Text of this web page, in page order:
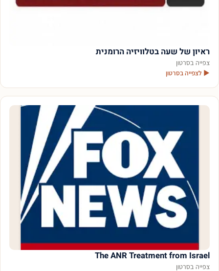
ראיון של שעה בטלוויזיה הרומנית
צפייה בסרטון
▶ לצפייה בסרטון
The ANR Treatment from Israel
צפייה בסרטון